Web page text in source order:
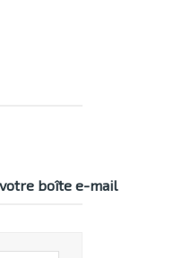
votre boîte e-mail